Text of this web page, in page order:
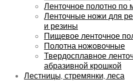
Ленточное полотно по
Ленточные ножи для
и резины
Пищевое ленточное
Полотна ножовочные
Твердосплавное
абразивной крошкой
Лестницы, стремянки, леса